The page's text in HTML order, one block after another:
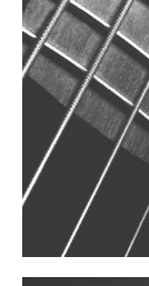
Contrabajo
Fundas y
Accesorios
Cuerdas
Viento
Acordeón y
Armonica